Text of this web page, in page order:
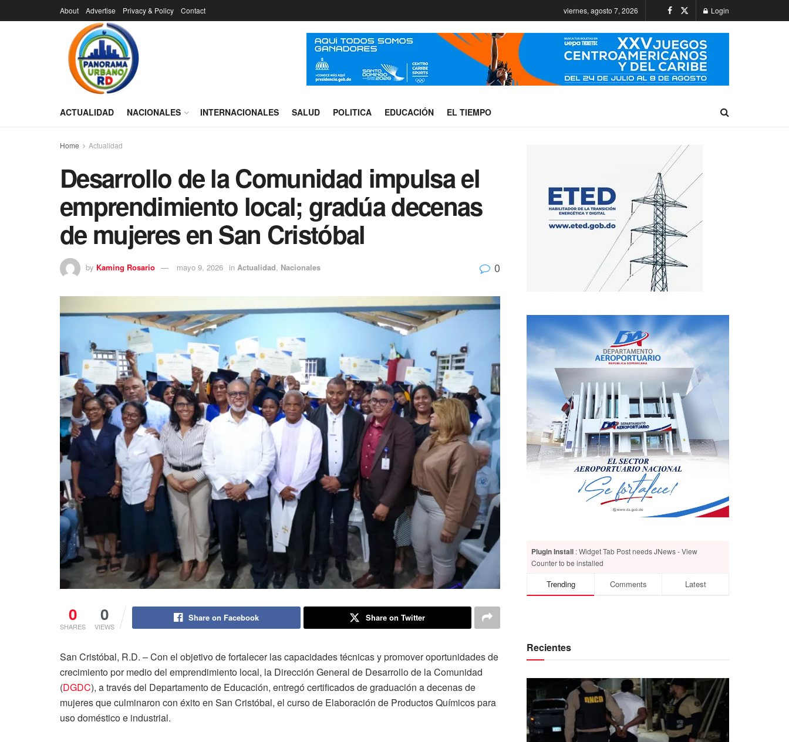
About Advertise Privacy & Policy Contact viernes, agosto 7, 2026 Login
ACTUALIDAD NACIONALES INTERNACIONALES SALUD POLITICA EDUCACIÓN EL TIEMPO
Home Actualidad
Desarrollo de la Comunidad impulsa el
emprendimiento local; gradúa decenas
de mujeres en San Cristóbal
by Kaming Rosario mayo 9, 2026 in Actualidad, Nacionales 0
0
SHARES
0
VIEWS
Share on Facebook Share on Twitter
San Cristóbal, R.D. – Con el objetivo de fortalecer las capacidades técnicas y promover oportunidades de
crecimiento por medio del emprendimiento local, la Dirección General de Desarrollo de la Comunidad
(DGDC), a través del Departamento de Educación, entregó certificados de graduación a decenas de
mujeres que culminaron con éxito en San Cristóbal, el curso de Elaboración de Productos Químicos para
uso doméstico e industrial.
Plugin Install : Widget Tab Post needs JNews - View
Counter to be installed
Trending Comments Latest
Recientes